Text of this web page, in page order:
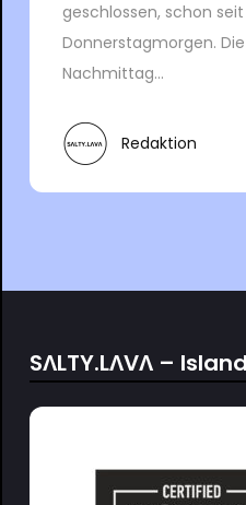
geschlossen, schon
Donnerstagmorgen.
Nachmittag...
Redaktion
SΛLTY.LΛVΛ –